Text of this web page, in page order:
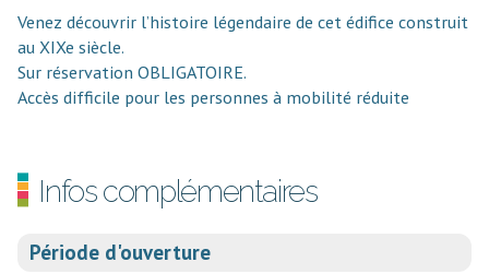
Venez découvrir l’histoire légendaire de cet édifice construit
au XIXe siècle.
Sur réservation OBLIGATOIRE.
Accès difficile pour les personnes à mobilité réduite
Infos complémentaires
Période d'ouverture